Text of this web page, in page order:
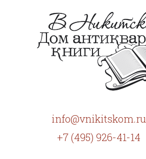
info@vnikitskom.ru
+7 (495) 926-41-14